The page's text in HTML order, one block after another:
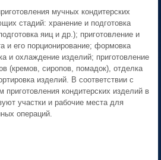
мучных кондитерских
стадий: хранение и подготовка
яиц и др.); приготовление и
и его порционирование; формовка
и охлаждение изделий; приготовление
(кремов, сиропов, помадок), отделка
изделий. В соответствии с
приготовления кондитерских изделий в
участки и рабочие места для
операций.